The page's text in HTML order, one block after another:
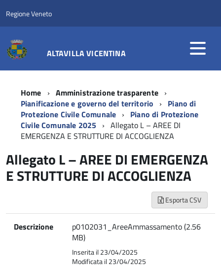
Regione Veneto
ALTAVILLA VICENTINA
Home
Amministrazione trasparente
Pianificazione e governo del territorio
Piano di
Protezione Civile Comunale
Piano di Protezione
Civile Comunale 2025
Allegato L – AREE DI
EMERGENZA E STRUTTURE DI ACCOGLIENZA
Allegato L – AREE DI EMERGENZA
E STRUTTURE DI ACCOGLIENZA
Esporta CSV
Descrizione
p0102031_AreeAmmassamento (2.56
MB)
Inserita il 23/04/2025
Modificata il 23/04/2025